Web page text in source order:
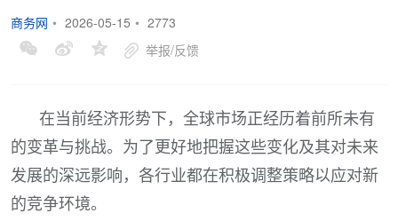
商务网 • 2026-05-15 • 2773
举报/反馈
在当前经济形势下，全球市场正经历着前所未有
的变革与挑战。为了更好地把握这些变化及其对未来
发展的深远影响，各行业都在积极调整策略以应对新
的竞争环境。